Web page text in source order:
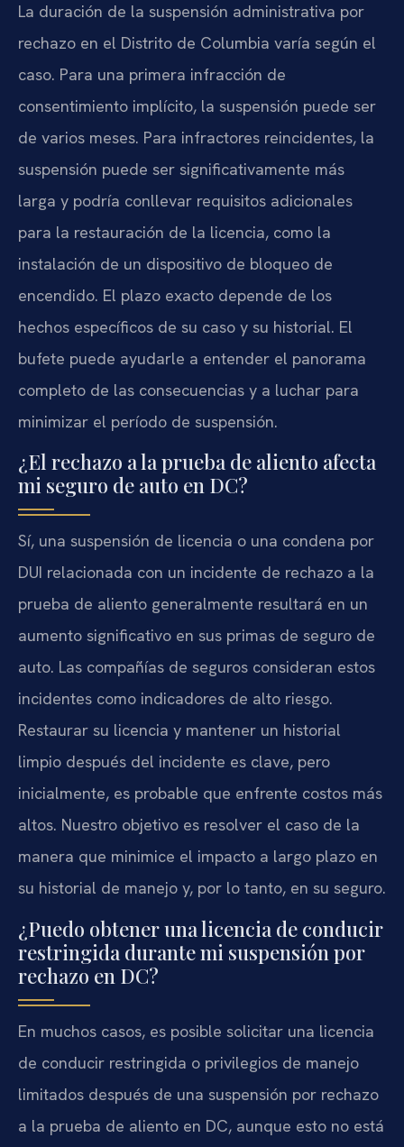
La duración de la suspensión administrativa por
rechazo en el Distrito de Columbia varía según el
caso. Para una primera infracción de
consentimiento implícito, la suspensión puede ser
de varios meses. Para infractores reincidentes, la
suspensión puede ser significativamente más
larga y podría conllevar requisitos adicionales
para la restauración de la licencia, como la
instalación de un dispositivo de bloqueo de
encendido. El plazo exacto depende de los
hechos específicos de su caso y su historial. El
bufete puede ayudarle a entender el panorama
completo de las consecuencias y a luchar para
minimizar el período de suspensión.
¿El rechazo a la prueba de aliento afecta
mi seguro de auto en DC?
Sí, una suspensión de licencia o una condena por
DUI relacionada con un incidente de rechazo a la
prueba de aliento generalmente resultará en un
aumento significativo en sus primas de seguro de
auto. Las compañías de seguros consideran estos
incidentes como indicadores de alto riesgo.
Restaurar su licencia y mantener un historial
limpio después del incidente es clave, pero
inicialmente, es probable que enfrente costos más
altos. Nuestro objetivo es resolver el caso de la
manera que minimice el impacto a largo plazo en
su historial de manejo y, por lo tanto, en su seguro.
¿Puedo obtener una licencia de conducir
restringida durante mi suspensión por
rechazo en DC?
En muchos casos, es posible solicitar una licencia
de conducir restringida o privilegios de manejo
limitados después de una suspensión por rechazo
a la prueba de aliento en DC, aunque esto no está